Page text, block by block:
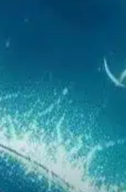
une
de
part